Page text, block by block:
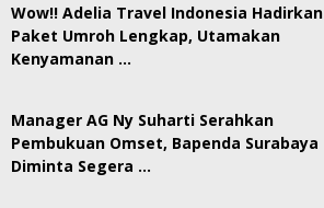
Wow!! Adelia Travel Indonesia Hadirkan
Paket Umroh Lengkap, Utamakan
Kenyamanan …
Manager AG Ny Suharti Serahkan
Pembukuan Omset, Bapenda Surabaya
Diminta Segera …